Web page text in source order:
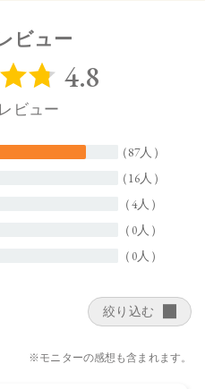
る大人のムード。赤みのあ
めた強さを表現したモダン
み、カチッと音が鳴るまで押
てからキャップを閉めてく
いください。長く出し過ぎ
ビュー